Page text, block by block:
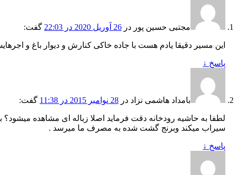
مجتبی حسین پور در 26 آوریل 2020 در 22:03 گفت:
این مسیر دقیقا یادم هست با جاده خاکی کنارش و دیوار باغ و
پاسخ ↓
بامداد هاشمی نزاد در 28 نوامبر 2015 در 11:38 گفت:
لطفا به حاشیه رودخانه دقت فرماید اصلا زباله ای مشاهده
سیراب میکند وبرنج گشت شده به مصرف ما میرسد .
پاسخ ↓